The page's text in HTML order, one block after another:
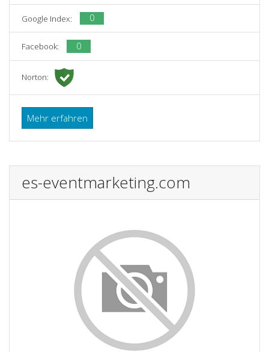
Google Index: 0
Facebook: 0
Norton:
Mehr erfahren
es-eventmarketing.com